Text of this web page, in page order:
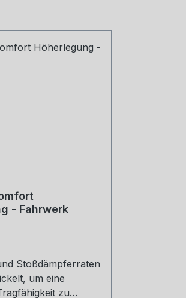
- Fahrwerk
Stoßdämpferraten
um eine
zu